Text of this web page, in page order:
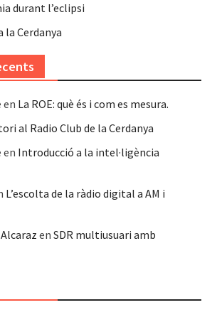
durant l’eclipsi
la Cerdanya
en La ROE: què és i com es mesura.
al Radio Club de la Cerdanya
en Introducció a la intel·ligència
L’escolta de la ràdio digital a AM i
Alcaraz en SDR multiusuari amb